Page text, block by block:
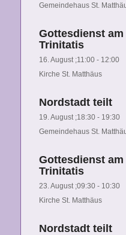
Gemeindehaus St.
Gottesdienst
Trinitatis
16. August ;11:00- 12:00
Kirche St. Matthäus
Nordstadt teilt
19. August ;18:30- 19:30
Gemeindehaus St.
Gottesdienst
Trinitatis
23. August ;09:30- 10:30
Kirche St. Matthäus
Nordstadt teilt